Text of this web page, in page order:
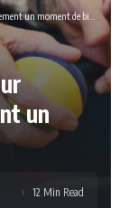
un moment de bien-être
un
12 Min Read